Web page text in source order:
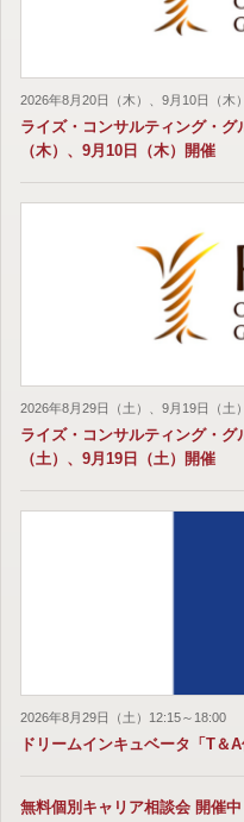
2026年8月20日（木）、9月10日（木
ライズ・コンサルティング・グ
（木）、9月10日（木）開催
2026年8月29日（土）、9月19日（土
ライズ・コンサルティング・グ
（土）、9月19日（土）開催
2026年8月29日（土）12:15～18:00
ドリームインキュベータ「T＆
無料個別キャリア相談会 開催中